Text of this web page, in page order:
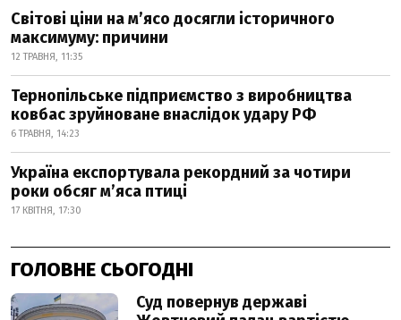
Світові ціни на м’ясо досягли історичного
максимуму: причини
12 ТРАВНЯ, 11:35
Тернопільське підприємство з виробництва
ковбас зруйноване внаслідок удару РФ
6 ТРАВНЯ, 14:23
Україна експортувала рекордний за чотири
роки обсяг м’яса птиці
17 КВІТНЯ, 17:30
ГОЛОВНЕ СЬОГОДНІ
Суд повернув державі